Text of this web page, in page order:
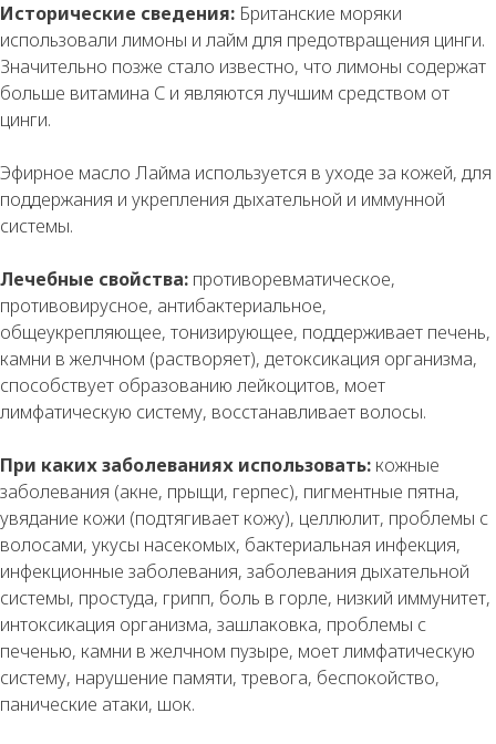
Исторические сведения: Британские моряки
использовали лимоны и лайм для предотвращения цинги.
Значительно позже стало известно, что лимоны содержат
больше витамина С и являются лучшим средством от
цинги.
Эфирное масло Лайма используется в уходе за кожей, для
поддержания и укрепления дыхательной и иммунной
системы.
Лечебные свойства: противоревматическое,
противовирусное, антибактериальное,
общеукрепляющее, тонизирующее, поддерживает печень,
камни в желчном (растворяет), детоксикация организма,
способствует образованию лейкоцитов, моет
лимфатическую систему, восстанавливает волосы.
При каких заболеваниях использовать: кожные
заболевания (акне, прыщи, герпес), пигментные пятна,
увядание кожи (подтягивает кожу), целлюлит, проблемы с
волосами, укусы насекомых, бактериальная инфекция,
инфекционные заболевания, заболевания дыхательной
системы, простуда, грипп, боль в горле, низкий иммунитет,
интоксикация организма, зашлаковка, проблемы с
печенью, камни в желчном пузыре, моет лимфатическую
систему, нарушение памяти, тревога, беспокойство,
панические атаки, шок.